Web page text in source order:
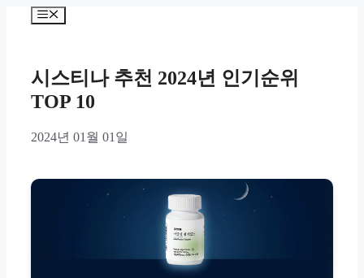
Menu
시스티나 추천 2024년 인기순위
TOP 10
2024년 01월 01일